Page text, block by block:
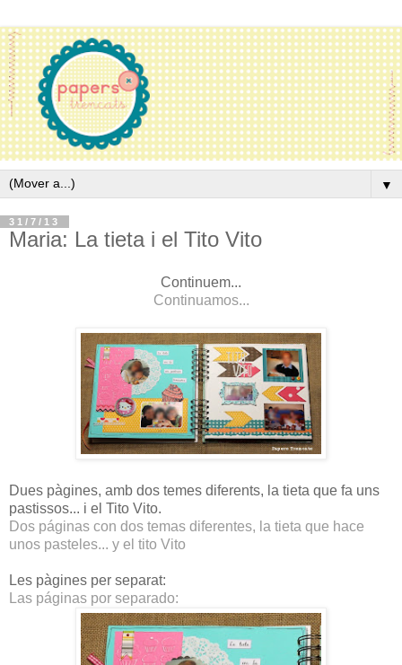
▼
31/7/13
Maria: La tieta i el Tito Vito
Continuem...
Continuamos...
Dues pàgines, amb dos temes diferents, la tieta que fa uns
pastissos... i el Tito Vito.
Dos páginas con dos temas diferentes, la tieta que hace
unos pasteles... y el tito Vito
Les pàgines per separat:
Las páginas por separado: